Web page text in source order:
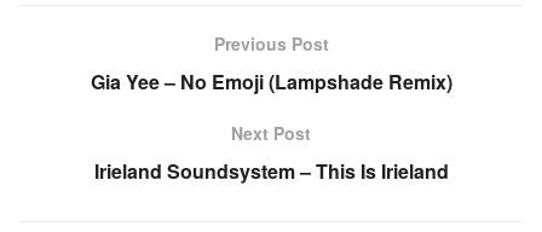
Previous Post
Gia Yee – No Emoji (Lampshade Remix)
Next Post
Irieland Soundsystem – This Is Irieland